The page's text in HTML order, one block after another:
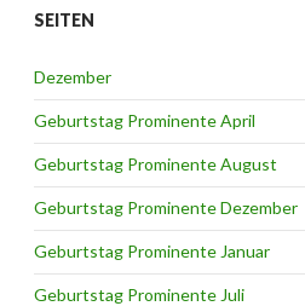
SEITEN
Dezember
Geburtstag Prominente April
Geburtstag Prominente August
Geburtstag Prominente Dezember
Geburtstag Prominente Januar
Geburtstag Prominente Juli